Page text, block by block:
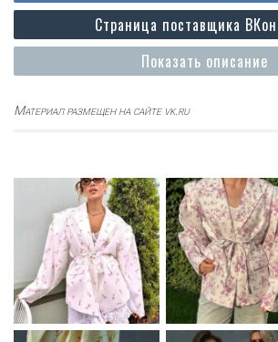
Показать описание
Страница поставщика
Материал размещен на сайте vk.ru